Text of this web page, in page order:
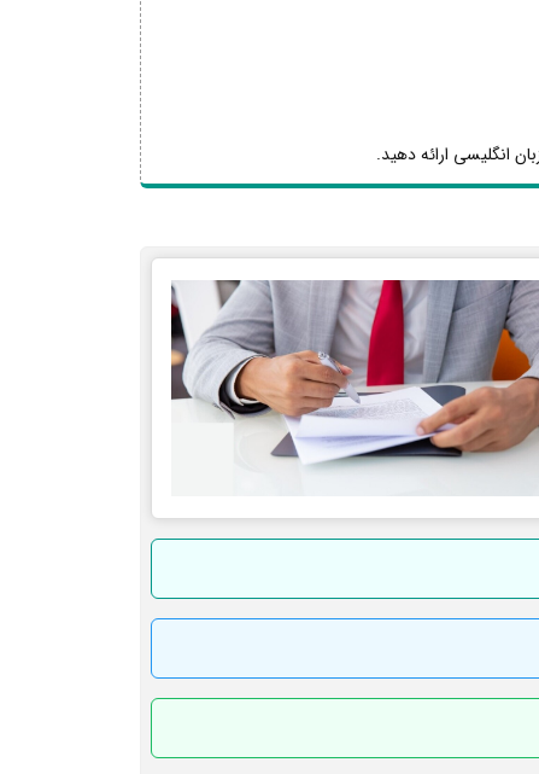
انگلیسی ارائه دهید.